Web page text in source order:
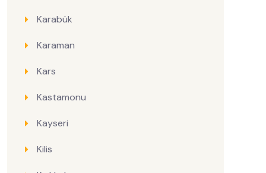
Karabük
Karaman
Kars
Kastamonu
Kayseri
Kilis